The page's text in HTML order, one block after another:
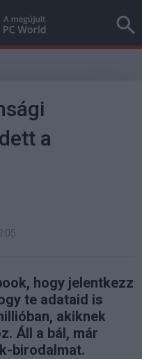
a
hogy jelentkezz
te adataid is
akiknek
Áll a bál, már
birodalmat.